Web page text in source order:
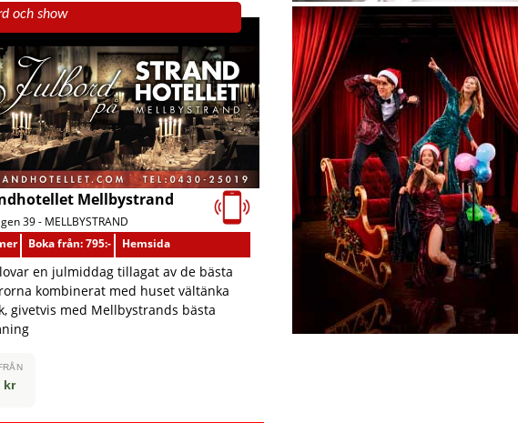
och show
Mellbystrand
39 - MELLBYSTRAND
Boka från: 795:- Hemsida
en julmiddag tillagat av de bästa
kombinerat med huset vältänka
givetvis med Mellbystrands bästa
kr